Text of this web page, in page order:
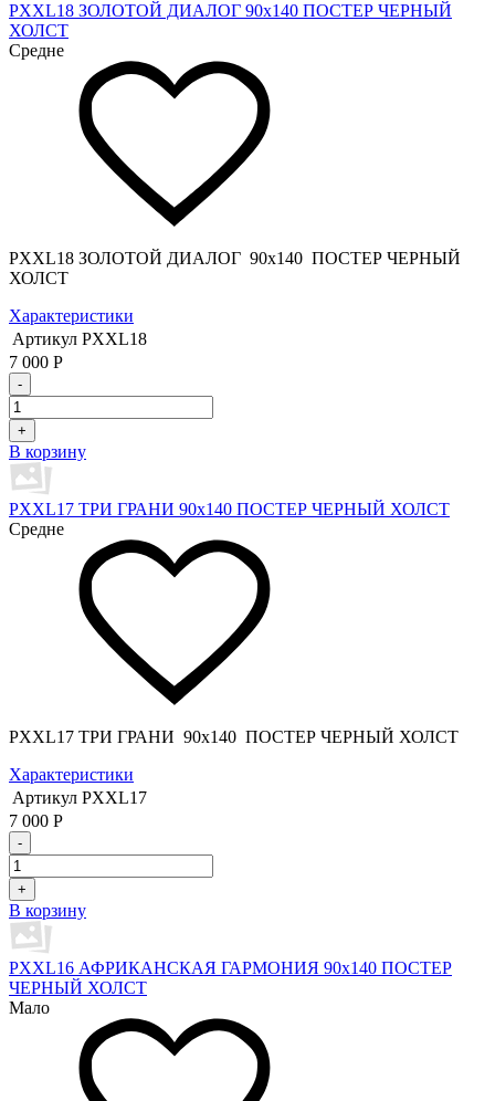
PXXL18 ЗОЛОТОЙ ДИАЛОГ 90x140 ПОСТЕР ЧЕРНЫЙ
ХОЛСТ
Средне
PXXL18 ЗОЛОТОЙ ДИАЛОГ 90x140 ПОСТЕР ЧЕРНЫЙ
ХОЛСТ
Характеристики
Артикул PXXL18
7 000 Р
-
+
В корзину
PXXL17 ТРИ ГРАНИ 90x140 ПОСТЕР ЧЕРНЫЙ ХОЛСТ
Средне
PXXL17 ТРИ ГРАНИ 90x140 ПОСТЕР ЧЕРНЫЙ ХОЛСТ
Характеристики
Артикул PXXL17
7 000 Р
-
+
В корзину
PXXL16 АФРИКАНСКАЯ ГАРМОНИЯ 90x140 ПОСТЕР
ЧЕРНЫЙ ХОЛСТ
Мало